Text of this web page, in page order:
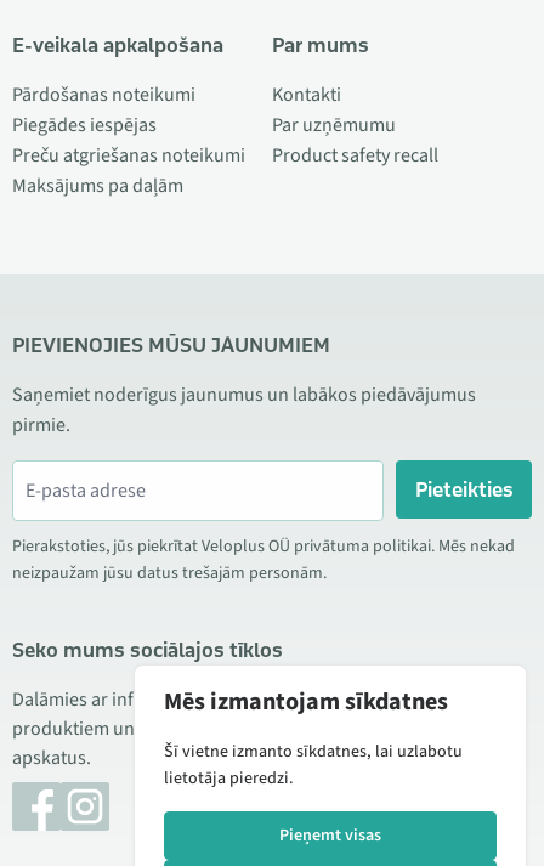
E-veikala apkalpošana
Pārdošanas noteikumi
Piegādes iespējas
Preču atgriešanas noteikumi
Maksājums pa daļām
Par mums
Kontakti
Par uzņēmumu
Product safety recall
PIEVIENOJIES MŪSU JAUNUMIEM
Saņemiet noderīgus jaunumus un labākos piedāvājumus
pirmie.
Pieteikties
Pierakstoties, jūs piekrītat Veloplus OÜ privātuma politikai. Mēs nekad
neizpaužam jūsu datus trešajām personām.
Seko mums sociālajos tīklos
Dalāmies ar informāciju par izdevīgām akcijām, jauniem
produktiem un servisu. Reizēm publicējam arī produktu
apskatus.
Mēs izmantojam sīkdatnes
Šī vietne izmanto sīkdatnes, lai uzlabotu
lietotāja pieredzi.
Pieņemt visas